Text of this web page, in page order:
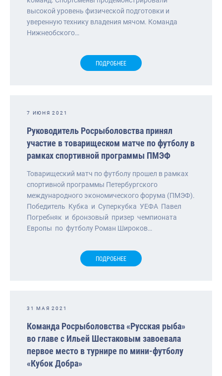
высокой уровень физической подготовки и
уверенную технику владения мячом. Команда
Нижнеобского…
ПОДРОБНЕЕ
7 ИЮНЯ 2021
Руководитель Росрыболовства принял
участие в товарищеском матче по футболу в
рамках спортивной программы ПМЭФ
Товарищеский матч по футболу прошел в рамках
спортивной программы Петербургского
международного экономического форума (ПМЭФ).
Победитель Кубка и Суперкубка УЕФА Павел
Погребняк и бронзовый призер чемпионата
Европы по футболу Роман Широков…
ПОДРОБНЕЕ
31 МАЯ 2021
Команда Росрыболовства «Русская рыба»
во главе с Ильей Шестаковым завоевала
первое место в турнире по мини-футболу
«Кубок Добра»